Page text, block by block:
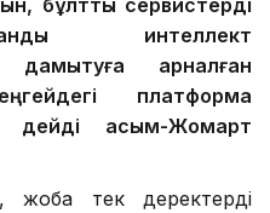
бұлтты сервистерді
интеллект
дамытуға арналған
платформа
дейді Қасым-Жомарт
жоба тек деректерді